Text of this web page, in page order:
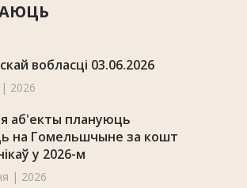
вобласці 03.06.2026
2026
аб'екты плануюць
на Гомельшчыне за кошт
у 2026-м
| 2026